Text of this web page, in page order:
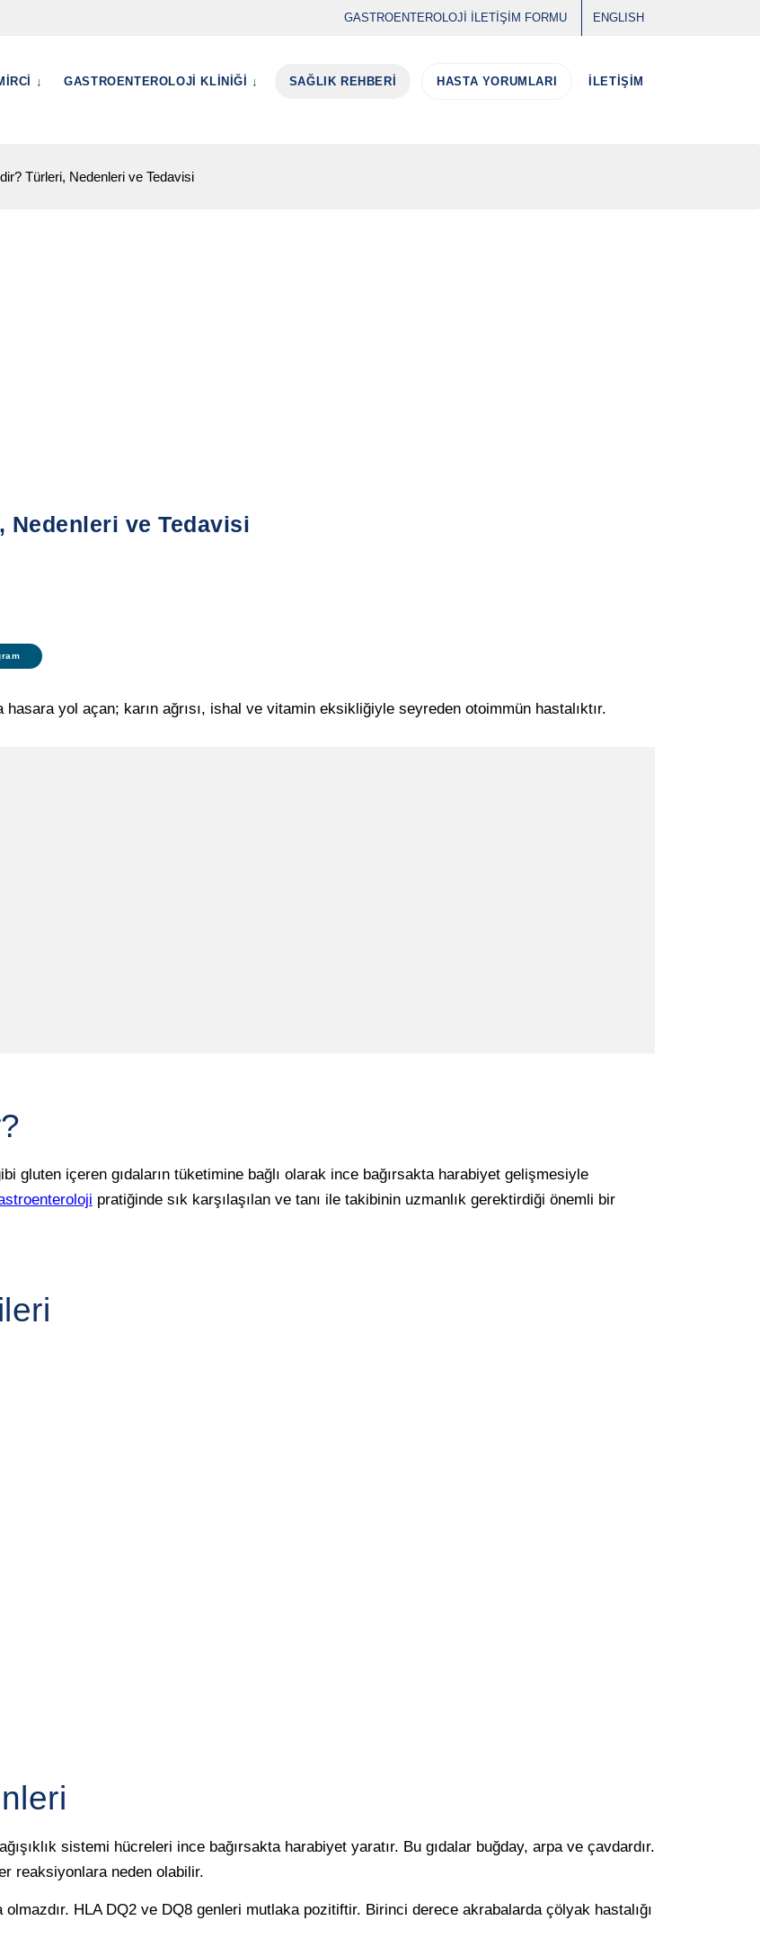
GASTROENTEROLOJİ İLETİŞİM FORMU ENGLISH
↓ GASTROENTEROLOJİ KLİNİĞİ ↓ SAĞLIK REHBERİ HASTA YORUMLARI İLETİŞİM
Türleri, Nedenleri ve Tedavisi
Nedenleri ve Tedavisi
yol açan; karın ağrısı, ishal ve vitamin eksikliğiyle seyreden otoimmün hastalıktır.
gluten içeren gıdaların tüketimine bağlı olarak ince bağırsakta harabiyet gelişmesiyle
pratiğinde sık karşılaşılan ve tanı ile takibinin uzmanlık gerektirdiği önemli bir
sistemi hücreleri ince bağırsakta harabiyet yaratır. Bu gıdalar buğday, arpa ve çavdardır.
reaksiyonlara neden olabilir.
HLA DQ2 ve DQ8 genleri mutlaka pozitiftir. Birinci derece akrabalarda çölyak hastalığı